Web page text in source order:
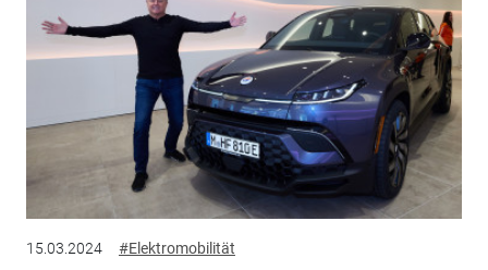
15.03.2024 #Elektromobilität